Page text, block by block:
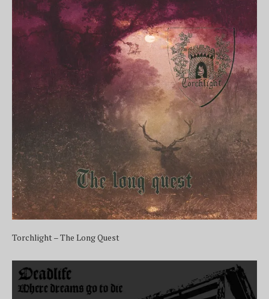
Torchlight – The Long Quest